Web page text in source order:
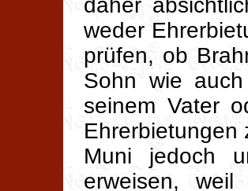
weder
prüfen, ob
Sohn wie
seinem Vater
Ehrerbietungen
Muni jedoch
erweisen,